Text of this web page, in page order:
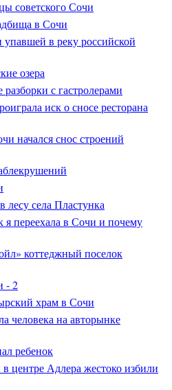
советского Сочи
в Сочи
в реку российской
озера
с гастролерами
иск о сносе ресторана
начался снос строений
лесу села Пластунка
переехала в Сочи и почему
коттеджный поселок
- 2
храм в Сочи
человека на авторынке
ребенок
центре Адлера жестоко избили